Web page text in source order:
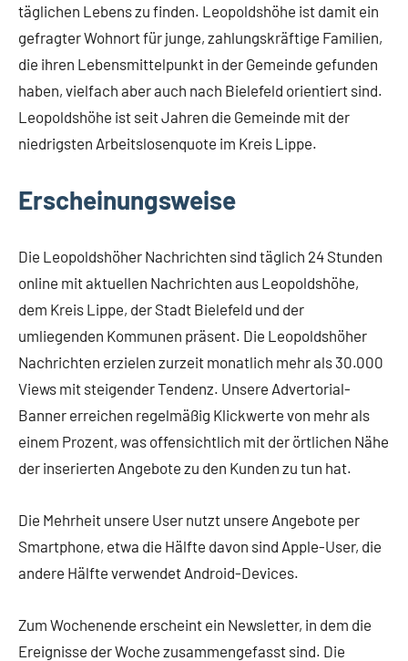
täglichen Lebens zu finden. Leopoldshöhe ist damit ein
gefragter Wohnort für junge, zahlungskräftige Familien,
die ihren Lebensmittelpunkt in der Gemeinde gefunden
haben, vielfach aber auch nach Bielefeld orientiert sind.
Leopoldshöhe ist seit Jahren die Gemeinde mit der
niedrigsten Arbeitslosenquote im Kreis Lippe.
Erscheinungsweise
Die Leopoldshöher Nachrichten sind täglich 24 Stunden
online mit aktuellen Nachrichten aus Leopoldshöhe,
dem Kreis Lippe, der Stadt Bielefeld und der
umliegenden Kommunen präsent. Die Leopoldshöher
Nachrichten erzielen zurzeit monatlich mehr als 30.000
Views mit steigender Tendenz. Unsere Advertorial-
Banner erreichen regelmäßig Klickwerte von mehr als
einem Prozent, was offensichtlich mit der örtlichen Nähe
der inserierten Angebote zu den Kunden zu tun hat.
Die Mehrheit unsere User nutzt unsere Angebote per
Smartphone, etwa die Hälfte davon sind Apple-User, die
andere Hälfte verwendet Android-Devices.
Zum Wochenende erscheint ein Newsletter, in dem die
Ereignisse der Woche zusammengefasst sind. Die